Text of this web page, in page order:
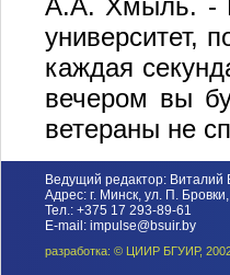
А.А. Хмыль. -
университет,
каждая
вечером вы
ветераны не
Ведущий редактор: Виталий
Адрес: г. Минск, ул. П.
Тел.: +375 17 293-89-61
E-mail: impulse@bsuir.by
разработка: © ЦИИР БГУИР,